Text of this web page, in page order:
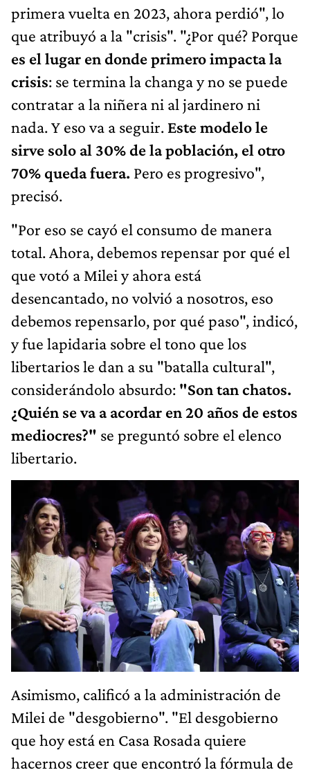
primera vuelta en 2023, ahora perdió", lo
que atribuyó a la "crisis". "¿Por qué? Porque
es el lugar en donde primero impacta la
crisis: se termina la changa y no se puede
contratar a la niñera ni al jardinero ni
nada. Y eso va a seguir. Este modelo le
sirve solo al 30% de la población, el otro
70% queda fuera. Pero es progresivo",
precisó.
"Por eso se cayó el consumo de manera
total. Ahora, debemos repensar por qué el
que votó a Milei y ahora está
desencantado, no volvió a nosotros, eso
debemos repensarlo, por qué paso", indicó,
y fue lapidaria sobre el tono que los
libertarios le dan a su "batalla cultural",
considerándolo absurdo: "Son tan chatos.
¿Quién se va a acordar en 20 años de estos
mediocres?" se preguntó sobre el elenco
libertario.
Asimismo, calificó a la administración de
Milei de "desgobierno". "El desgobierno
que hoy está en Casa Rosada quiere
hacernos creer que encontró la fórmula de